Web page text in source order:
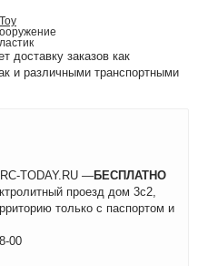
доставку заказов как
и различными транспортными
TODAY.RU —БЕСПЛАТНО
проезд дом 3с2,
только с паспортом и
00